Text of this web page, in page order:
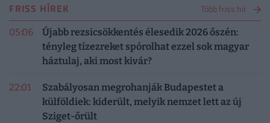
FRISS HÍREK Több friss hír
05:06
Újabb rezsicsökkentés élesedik 2026 őszén:
tényleg tízezreket spórolhat ezzel sok magyar
háztulaj, aki most kivár?
22:01
Szabályosan megrohanják Budapestet a
külföldiek: kiderült, melyik nemzet lett az új
Sziget-őrült